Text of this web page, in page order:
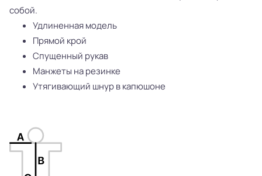
собой.
Удлиненная модель
Прямой крой
Спущенный рукав
Манжеты на резинке
Утягивающий шнур в капюшоне